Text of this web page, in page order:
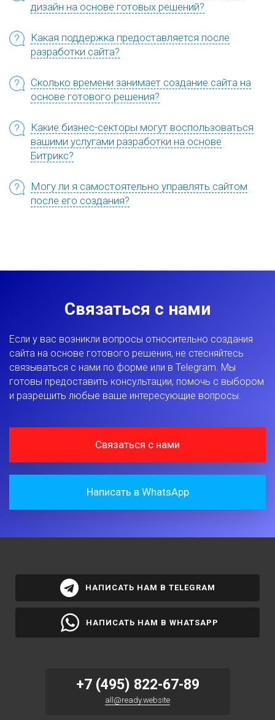
дизайн на основе готовых решений?
Какая поддержка предоставляется после
разработки сайта?
Сколько времени занимает создание сайта на
основе готового решения?
Какие бизнес-секторы могут воспользоваться
вашими услугами разработки на основе
Битрикс?
Могу ли я самостоятельно управлять сайтом
после его создания?
Связаться с нами
Если у вас возникли вопросы относительно создания
сайта на основе готового решения, не стесняйтесь
связываться с нами по форме или в Telegram. Мы
готовы предоставить консультации, помочь с выбором
и разрешить любые ваше интересующие вопросы.
Связаться с нами
Написать в WhatsApp
НАПИСАТЬ НАМ В TELEGRAM
НАПИСАТЬ НАМ В WHATSAPP
+7 (495) 822-67-89
all@ready.website